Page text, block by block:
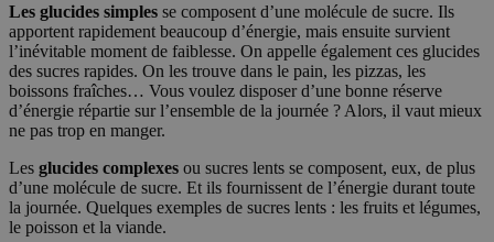
Les glucides simples se composent d’une molécule de sucre. Ils
apportent rapidement beaucoup d’énergie, mais ensuite survient
l’inévitable moment de faiblesse. On appelle également ces glucides
des sucres rapides. On les trouve dans le pain, les pizzas, les
boissons fraîches… Vous voulez disposer d’une bonne réserve
d’énergie répartie sur l’ensemble de la journée ? Alors, il vaut mieux
ne pas trop en manger.
Les glucides complexes ou sucres lents se composent, eux, de plus
d’une molécule de sucre. Et ils fournissent de l’énergie durant toute
la journée. Quelques exemples de sucres lents : les fruits et légumes,
le poisson et la viande.